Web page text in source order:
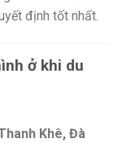
định tốt nhất.
ở khi du
Khê, Đà